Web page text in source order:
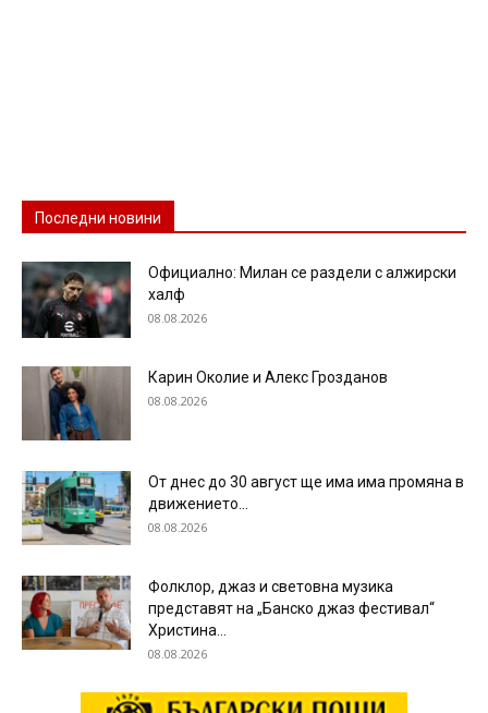
Последни новини
Официално: Милан се раздели с алжирски
халф
08.08.2026
Карин Околие и Алекс Грозданов
08.08.2026
От днес до 30 август ще има има промяна в
движението...
08.08.2026
Фолклор, джаз и световна музика
представят на „Банско джаз фестивал“
Христина...
08.08.2026